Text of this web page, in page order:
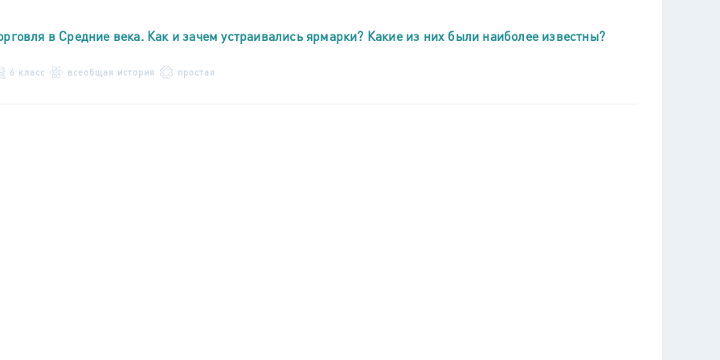
в Средние века. Как и зачем устраивались ярмарки? Какие из них были наиболее известны?
6 класс всеобщая история простая